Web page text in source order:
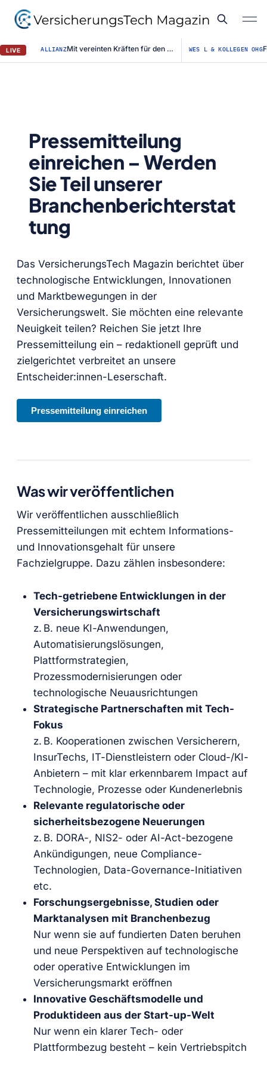
LIVE ALLIANZ Mit vereinten Kräften für den Straßenerhalt / Allianz für #BESSERESTRASSEN ge... WES L & KOLLEGEN OHG
Pressemitteilung
einreichen – Werden
Sie Teil unserer
Branchenberichterstat
tung
Das VersicherungsTech Magazin berichtet über
technologische Entwicklungen, Innovationen
und Marktbewegungen in der
Versicherungswelt. Sie möchten eine relevante
Neuigkeit teilen? Reichen Sie jetzt Ihre
Pressemitteilung ein – redaktionell geprüft und
zielgerichtet verbreitet an unsere
Entscheider:innen-Leserschaft.
Pressemitteilung einreichen
Was wir veröffentlichen
Wir veröffentlichen ausschließlich
Pressemitteilungen mit echtem Informations-
und Innovationsgehalt für unsere
Fachzielgruppe. Dazu zählen insbesondere:
Tech-getriebene Entwicklungen in der
Versicherungswirtschaft
z. B. neue KI-Anwendungen,
Automatisierungslösungen,
Plattformstrategien,
Prozessmodernisierungen oder
technologische Neuausrichtungen
Strategische Partnerschaften mit Tech-
Fokus
z. B. Kooperationen zwischen Versicherern,
InsurTechs, IT-Dienstleistern oder Cloud-/KI-
Anbietern – mit klar erkennbarem Impact auf
Technologie, Prozesse oder Kundenerlebnis
Relevante regulatorische oder
sicherheitsbezogene Neuerungen
z. B. DORA-, NIS2- oder AI-Act-bezogene
Ankündigungen, neue Compliance-
Technologien, Data-Governance-Initiativen
etc.
Forschungsergebnisse, Studien oder
Marktanalysen mit Branchenbezug
Nur wenn sie auf fundierten Daten beruhen
und neue Perspektiven auf technologische
oder operative Entwicklungen im
Versicherungsmarkt eröffnen
Innovative Geschäftsmodelle und
Produktideen aus der Start-up-Welt
Nur wenn ein klarer Tech- oder
Plattformbezug besteht – kein Vertriebspitch